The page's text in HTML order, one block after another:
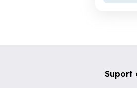
Suport